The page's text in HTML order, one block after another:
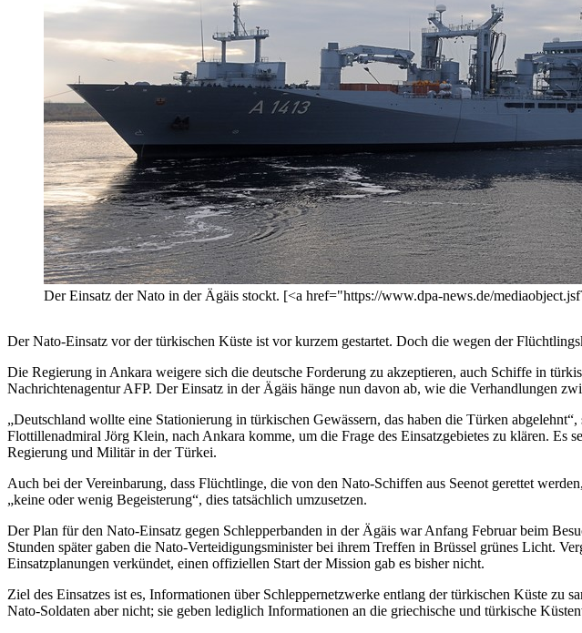
Der Einsatz der Nato in der Ägäis stockt. [<a href="https://www.dpa-news.de/
Der Nato-Einsatz vor der türkischen Küste ist vor kurzem gestartet. Doch die wegen der
Die Regierung in Ankara weigere sich die deutsche Forderung zu akzeptieren, auch Schiffe in
NachrichtenagenturAFP. Der Einsatz in der Ägäis hänge nun davon ab, wie die Verhandlungen
„Deutschland wollte eine Stationierung in türkischen Gewässern, das haben die Türken
Flottillenadmiral Jörg Klein, nach Ankara komme, um die Frage des Einsatzgebietes zu klären. Es
Regierung und Militär in der Türkei.
Auch bei der Vereinbarung, dass Flüchtlinge, die von den Nato-Schiffen aus Seenot gerettet
„keine oder wenig Begeisterung“, dies tatsächlich umzusetzen.
Der Plan für den Nato-Einsatz gegen Schlepperbanden in der Ägäis war Anfang Februar beim
Stunden später gaben die Nato-Verteidigungsminister bei ihrem Treffen in Brüssel grünes Licht.
Einsatzplanungen verkündet, einen offiziellen Start der Mission gab es bisher nicht.
Ziel des Einsatzes ist es, Informationen über Schleppernetzwerke entlang der türkischen Küste zu
Nato-Soldaten aber nicht; sie geben lediglich Informationen an die griechische und türkische